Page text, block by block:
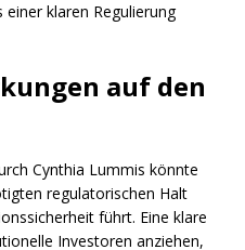
klaren Regulierung
auf den
Cynthia Lummis könnte
regulatorischen Halt
führt. Eine klare
Investoren anziehen,